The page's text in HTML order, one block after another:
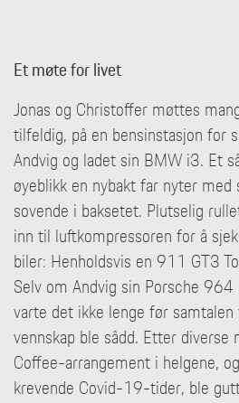
Et møte for livet
Jonas og Christoffer møttes
tilfeldig, på en bensinstasjon for
Andvig og ladet sin BMW i3. Et
øyeblikk en nybakt far nyter
sovende i baksetet. Plutselig
inn til luftkompressoren for å
biler: Henholdsvis en 911 GT3
Selv om Andvig sin Porsche
varte det ikke lenge før
vennskap ble sådd. Etter diverse
Coffee-arrangement i helgene,
krevende Covid-19-tider, ble